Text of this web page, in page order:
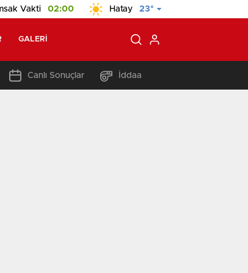
Vakti 02:00 Hatay 23°
GALERI
Canlı Sonuçlar İddaa